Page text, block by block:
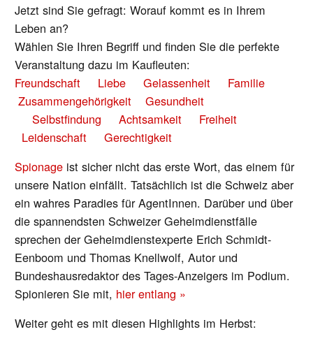
Jetzt sind Sie gefragt: Worauf kommt es in Ihrem
Leben an?
Wählen Sie Ihren Begriff und finden Sie die perfekte
Veranstaltung dazu im Kaufleuten:
Freundschaft
Liebe Gelassenheit
Familie
Zusammengehörigkeit
Gesundheit
Selbstfindung
Achtsamkeit
Freiheit
Leidenschaft
Gerechtigkeit
Spionage ist sicher nicht das erste Wort, das einem für
unsere Nation einfällt. Tatsächlich ist die Schweiz aber
ein wahres Paradies für AgentInnen. Darüber und über
die spannendsten Schweizer Geheimdienstfälle
sprechen der Geheimdienstexperte Erich Schmidt-
Eenboom und Thomas Knellwolf, Autor und
Bundeshausredaktor des Tages-Anzeigers im Podium.
Spionieren Sie mit, hier entlang »
Weiter geht es mit diesen Highlights im Herbst: